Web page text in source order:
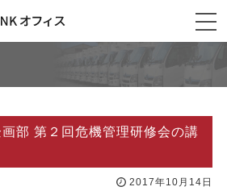
部 第２回危機管理研修会の講
2017年10月14日